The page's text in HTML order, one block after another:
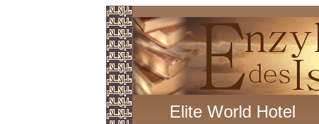
Elite World Hotel